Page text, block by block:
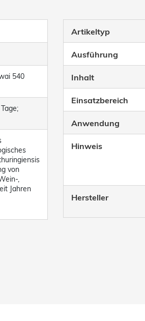
540
von
,
Jahren
Artikeltyp
Ausführung
Inhalt
Einsatzbereich
Anwendung
Hinweis
Hersteller